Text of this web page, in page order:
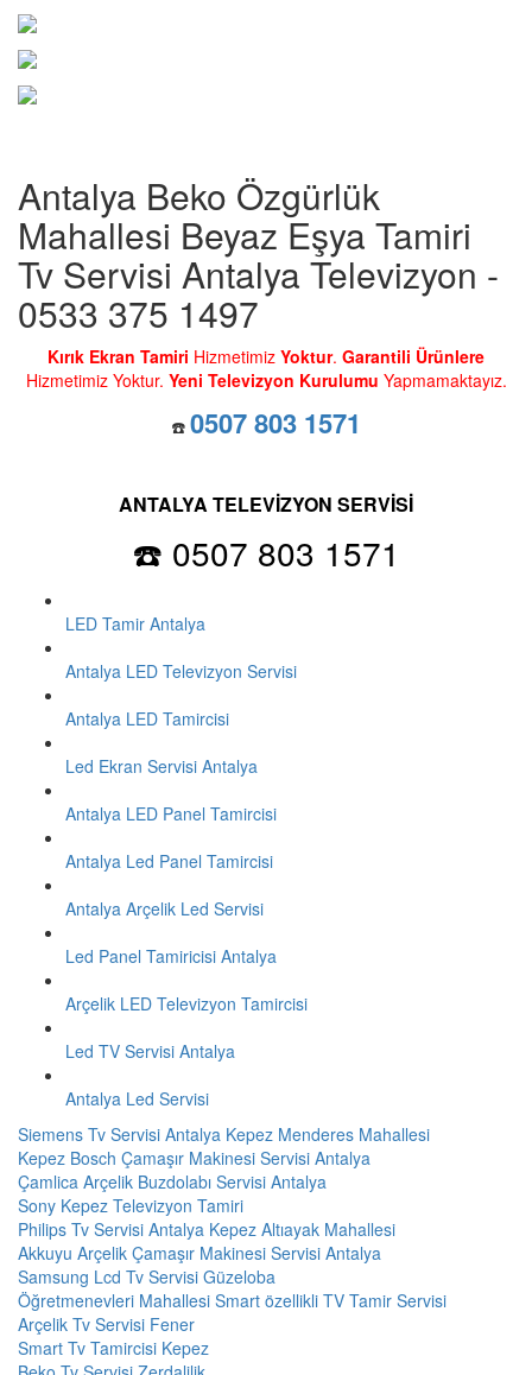
Antalya Beko Özgürlük
Mahallesi Beyaz Eşya Tamiri
Tv Servisi Antalya Televizyon -
0533 375 1497
Kırık Ekran Tamiri Hizmetimiz Yoktur. Garantili Ürünlere
Hizmetimiz Yoktur. Yeni Televizyon Kurulumu Yapmamaktayız.
☎️ 0507 803 1571
ANTALYA TELEVİZYON SERVİSİ
☎️ 0507 803 1571
LED Tamir Antalya
Antalya LED Televizyon Servisi
Antalya LED Tamircisi
Led Ekran Servisi Antalya
Antalya LED Panel Tamircisi
Antalya Led Panel Tamircisi
Antalya Arçelik Led Servisi
Led Panel Tamiricisi Antalya
Arçelik LED Televizyon Tamircisi
Led TV Servisi Antalya
Antalya Led Servisi
Siemens Tv Servisi Antalya Kepez Menderes Mahallesi
Kepez Bosch Çamaşır Makinesi Servisi Antalya
Çamlica Arçelik Buzdolabı Servisi Antalya
Sony Kepez Televizyon Tamiri
Philips Tv Servisi Antalya Kepez Altıayak Mahallesi
Akkuyu Arçelik Çamaşır Makinesi Servisi Antalya
Samsung Lcd Tv Servisi Güzeloba
Öğretmenevleri Mahallesi Smart özellikli TV Tamir Servisi
Arçelik Tv Servisi Fener
Smart Tv Tamircisi Kepez